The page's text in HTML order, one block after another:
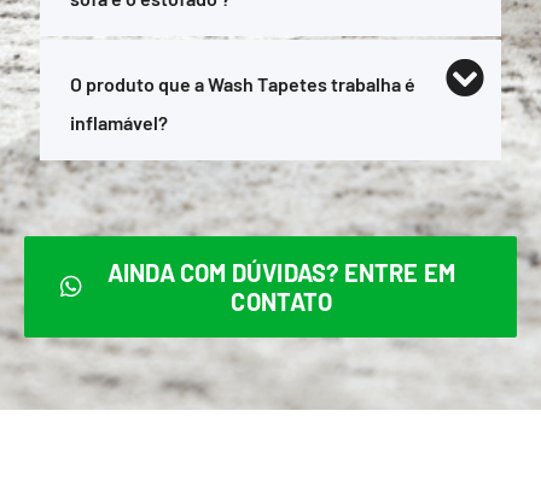
O produto que a Wash Tapetes trabalha é
inflamável?
AINDA COM DÚVIDAS? ENTRE EM
CONTATO